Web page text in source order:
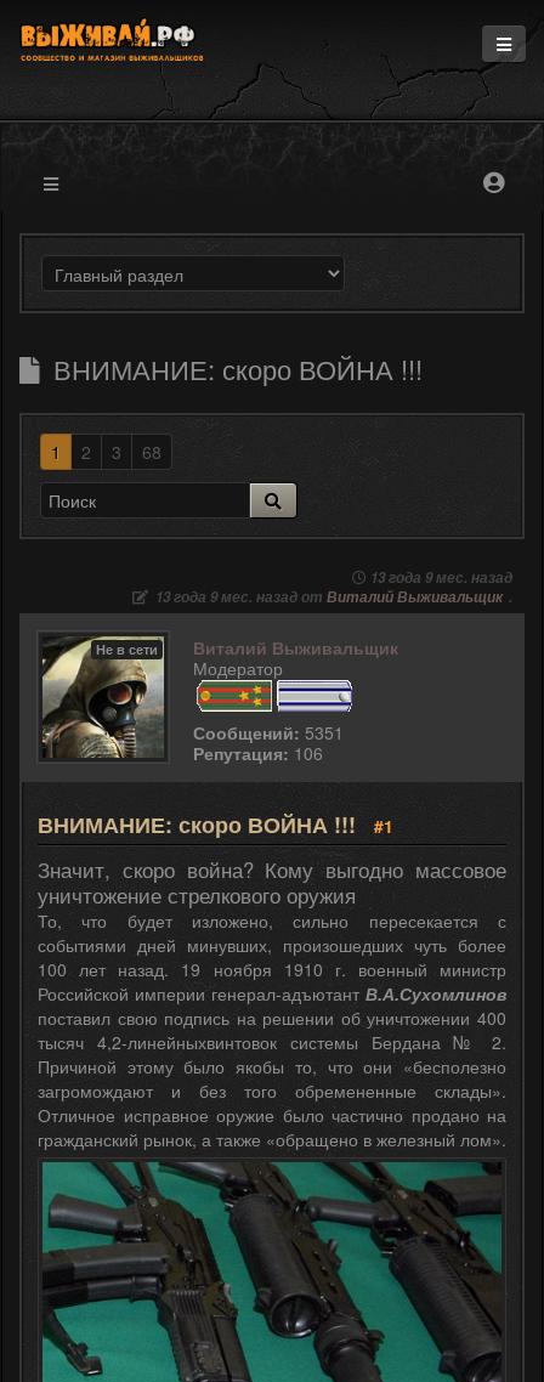
Информация
Магазин
Форум
ВНИМАНИЕ: скоро ВОЙНА !!!
1 2 3 68
13 года 9 мес. назад
13 года 9 мес. назад от Виталий Выживальщик .
Не в сети
Виталий Выживальщик
Модератор
Сообщений: 5351
Репутация: 106
ВНИМАНИЕ: скоро ВОЙНА !!! #1
Значит, скоро война? Кому выгодно массовое
уничтожение стрелкового оружия
То, что будет изложено, сильно пересекается с
событиями дней минувших, произошедших чуть более
100 лет назад. 19 ноября 1910 г. военный министр
Российской империи генерал-адъютант В.А.Сухомлинов
поставил свою подпись на решении об уничтожении 400
тысяч 4,2-линейныхвинтовок системы Бердана № 2.
Причиной этому было якобы то, что они «бесполезно
загромождают и без того обремененные склады».
Отличное исправное оружие было частично продано на
гражданский рынок, а также «обращено в железный лом».